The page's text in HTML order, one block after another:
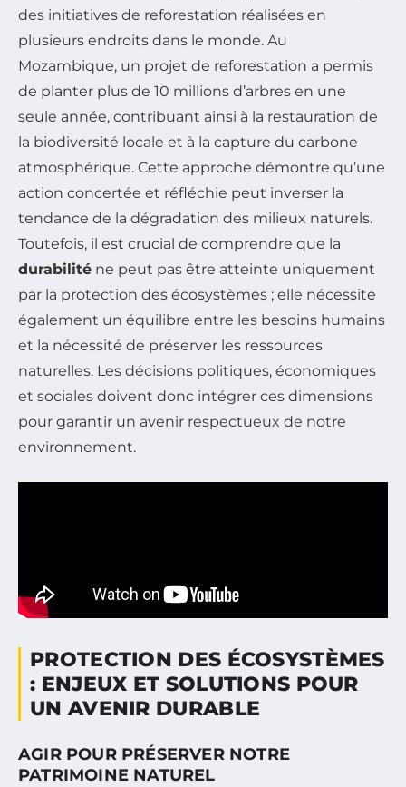
des initiatives de reforestation réalisées en
plusieurs endroits dans le monde. Au
Mozambique, un projet de reforestation a permis
de planter plus de 10 millions d’arbres en une
seule année, contribuant ainsi à la restauration de
la biodiversité locale et à la capture du carbone
atmosphérique. Cette approche démontre qu’une
action concertée et réfléchie peut inverser la
tendance de la dégradation des milieux naturels.
Toutefois, il est crucial de comprendre que la
durabilité ne peut pas être atteinte uniquement
par la protection des écosystèmes ; elle nécessite
également un équilibre entre les besoins humains
et la nécessité de préserver les ressources
naturelles. Les décisions politiques, économiques
et sociales doivent donc intégrer ces dimensions
pour garantir un avenir respectueux de notre
environnement.
PROTECTION DES ÉCOSYSTÈMES
: ENJEUX ET SOLUTIONS POUR
UN AVENIR DURABLE
AGIR POUR PRÉSERVER NOTRE
PATRIMOINE NATUREL